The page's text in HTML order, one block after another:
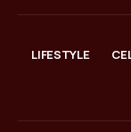
LIFESTYLE